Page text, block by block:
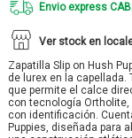
Envio express
Ver stock en
Zapatilla Slip on Hush
de lurex en la
que permite el calce
con tecnología
con identificación.
Puppies, diseñada para